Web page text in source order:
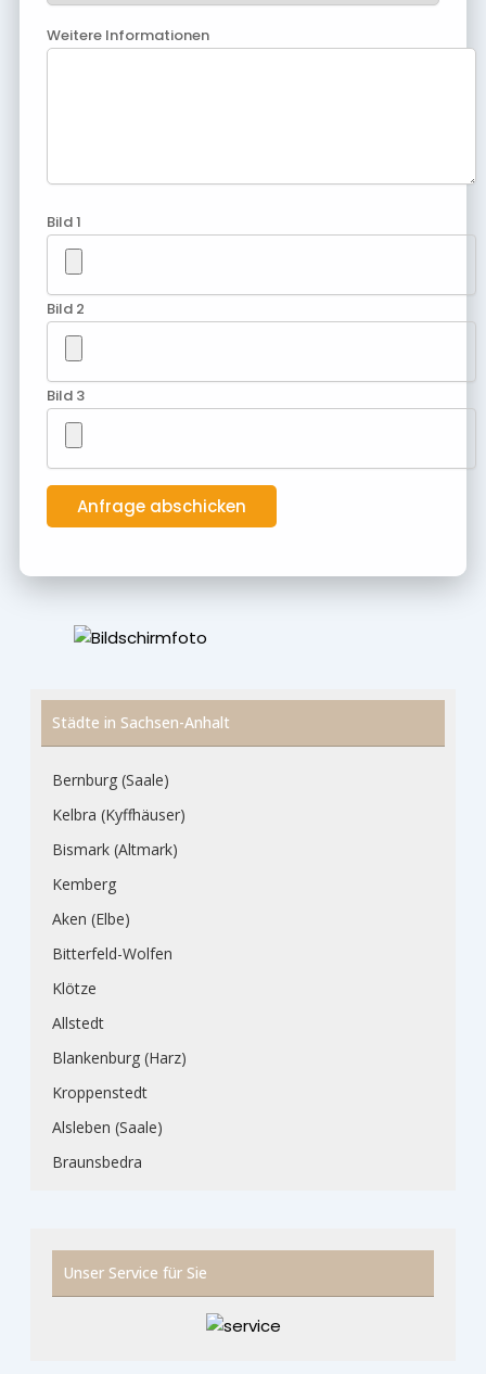
Weitere Informationen
Bild 1
Bild 2
Bild 3
Städte in Sachsen-Anhalt
Bernburg (Saale)
Kelbra (Kyffhäuser)
Bismark (Altmark)
Kemberg
Aken (Elbe)
Bitterfeld-Wolfen
Klötze
Allstedt
Blankenburg (Harz)
Kroppenstedt
Alsleben (Saale)
Braunsbedra
Unser Service für Sie